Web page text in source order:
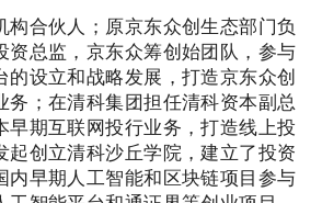
个行业已经有3年多的研究和从业历
大产品众筹和股权众筹平台的设
发展的全过程，为众多创业项目做
计，实现了这些企业跨越式得发
、三个爸爸、雷神、大可乐、
等。
容包括：
怎么写才能有重点，怎么去讲解才
兴趣？
的多种方式，如何跟投资人正确
聊你可以对接那些投资人，如果你
构合伙人；原京东众创生态部门负
资总监，京东众筹创始团队，参与
的设立和战略发展，打造京东众创
务；在清科集团担任清科资本副总
早期互联网投行业务，打造线上投
起创立清科沙丘学院，建立了投资
内早期人工智能和区块链项目参与